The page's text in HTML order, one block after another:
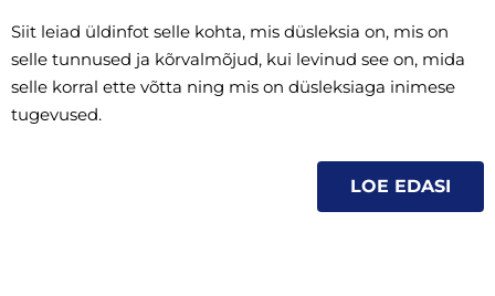
Siit leiad üldinfot selle kohta, mis düsleksia on, mis on
selle tunnused ja kõrvalmõjud, kui levinud see on, mida
selle korral ette võtta ning mis on düsleksiaga inimese
tugevused.
LOE EDASI